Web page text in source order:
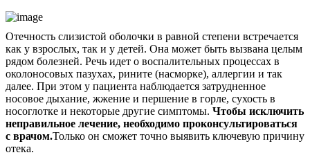
Отечность слизистой оболочки в равной степени встречается
как у взрослых, так и у детей. Она может быть вызвана целым
рядом болезней. Речь идет о воспалительных процессах в
околоносовых пазухах, рините (насморке), аллергии и так
далее. При этом у пациента наблюдается затрудненное
носовое дыхание, жжение и першение в горле, сухость в
носоглотке и некоторые другие симптомы. Чтобы исключить
неправильное лечение, необходимо проконсультироваться
с врачом.Только он сможет точно выявить ключевую причину
отека.